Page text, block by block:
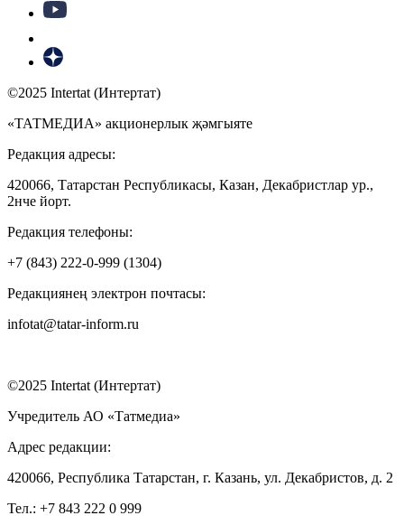
©2025 Intertat (Интертат)
«ТАТМЕДИА» акционерлык җәмгыяте
Редакция адресы:
420066, Татарстан Республикасы, Казан, Декабристлар ур.,
2нче йорт.
Редакция телефоны:
+7 (843) 222-0-999 (1304)
Редакциянең электрон почтасы:
infotat@tatar-inform.ru
©2025 Intertat (Интертат)
Учредитель АО «Татмедиа»
Адрес редакции:
420066, Республика Татарстан, г. Казань, ул. Декабристов, д. 2
Тел.: +7 843 222 0 999